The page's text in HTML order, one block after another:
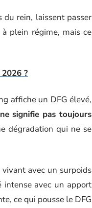
rein, laissent passer
plein régime, mais ce
?
affiche un DFG élevé,
signifie pas toujours
dégradation qui ne se
avec un surpoids
avec un apport
ce qui pousse le DFG